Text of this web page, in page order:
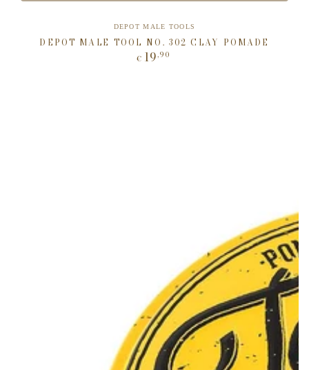
Verkäufer/in:
DEPOT MALE TOOLS
DEPOT MALE TOOL NO. 302 CLAY POMADE
Regulärer
€ 19,90